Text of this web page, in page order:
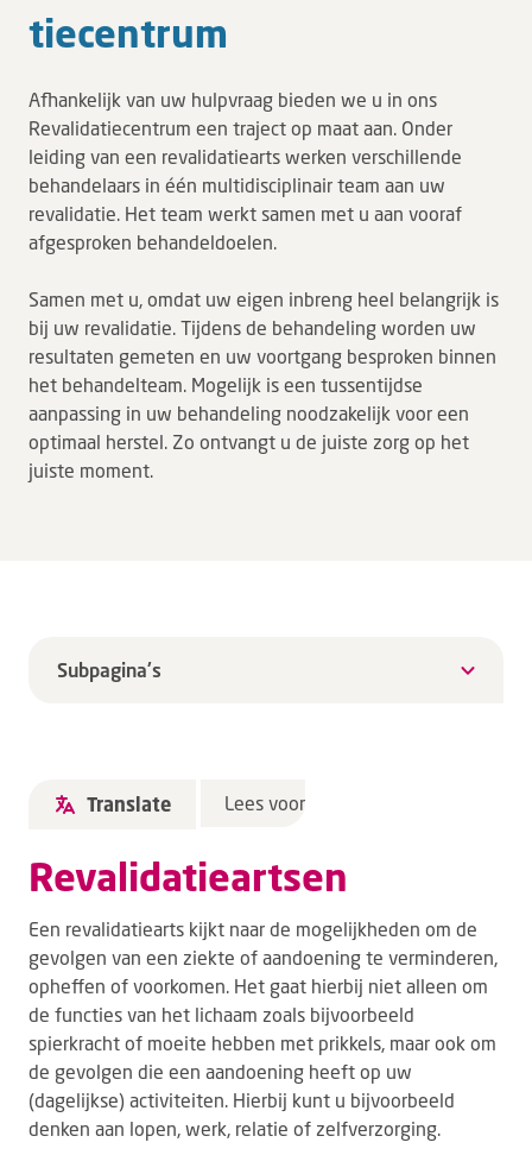
Tarieven en vergoeding
Uw gegevens
Wachttijden
Bezoek
Leren
Over ons
Verwijzers
tie­cen­trum
Afhankelijk van uw hulpvraag bieden we u in ons
Revalidatiecentrum een traject op maat aan. Onder
leiding van een revalidatiearts werken verschillende
behandelaars in één multidisciplinair team aan uw
revalidatie. Het team werkt samen met u aan vooraf
afgesproken behandeldoelen.
Samen met u, omdat uw eigen inbreng heel belangrijk is
bij uw revalidatie. Tijdens de behandeling worden uw
resultaten gemeten en uw voortgang besproken binnen
het behandelteam. Mogelijk is een tussentijdse
aanpassing in uw behandeling noodzakelijk voor een
optimaal herstel. Zo ontvangt u de juiste zorg op het
juiste moment.
Subpagina's
Translate Lees voor
Revalidatieartsen
Een revalidatiearts kijkt naar de mogelijkheden om de
gevolgen van een ziekte of aandoening te verminderen,
opheffen of voorkomen. Het gaat hierbij niet alleen om
de functies van het lichaam zoals bijvoorbeeld
spierkracht of moeite hebben met prikkels, maar ook om
de gevolgen die een aandoening heeft op uw
(dagelijkse) activiteiten. Hierbij kunt u bijvoorbeeld
denken aan lopen, werk, relatie of zelfverzorging.